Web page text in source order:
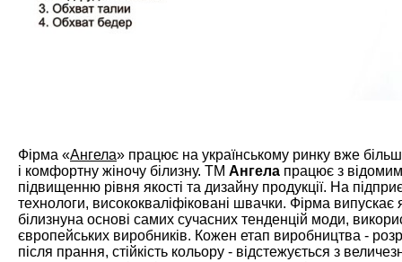
Фірма «Ангела» працює на українському ринку вже
і комфортну жіночу білизну. ТМ Ангела працює з
підвищенню рівня якості та дизайну продукції. На
технологи, висококваліфіковані швачки. Фірма випускає
білизнуна основі самих сучасних тенденцій моди,
європейських виробників. Кожен етап виробництва -
після прання, стійкість кольору - відстежується з